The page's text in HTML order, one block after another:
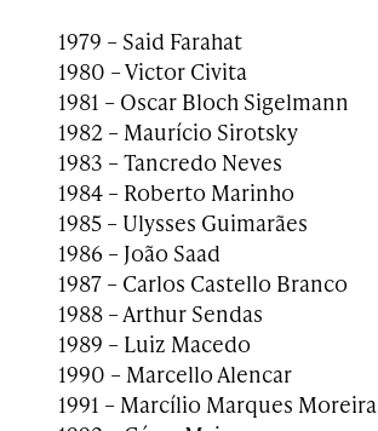
1979 – Said Farahat
1980 – Victor Civita
1981 – Oscar Bloch Sigelmann
1982 – Maurício Sirotsky
1983 – Tancredo Neves
1984 – Roberto Marinho
1985 – Ulysses Guimarães
1986 – João Saad
1987 – Carlos Castello Branco
1988 – Arthur Sendas
1989 – Luiz Macedo
1990 – Marcello Alencar
1991 – Marcílio Marques Moreira